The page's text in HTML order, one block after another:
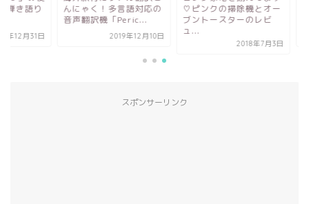
ゃく！多言語対応の
翻訳機「Peric...
2019年12月10日
♡ピンクの掃除機とオー
ブントースターのレビ
ュ...
用感レビュー！弾き
生配信に便利...
スポンサーリンク